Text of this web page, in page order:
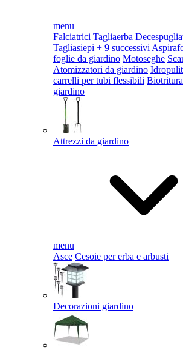
menu
Falciatrici Tagliaerba
Tagliasiepi + 9 successivi
foglie da giardino Motoseghe
Atomizzatori da giardino
carrelli per tubi flessibili
giardino
Attrezzi da giardino
menu
Asce Cesoie per erba e arbusti
Decorazioni giardino